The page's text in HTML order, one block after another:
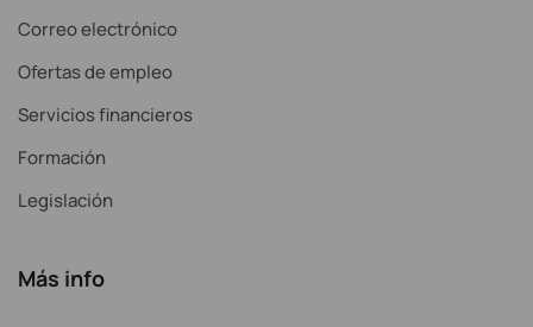
Correo electrónico
Ofertas de empleo
Servicios financieros
Formación
Legislación
Más info